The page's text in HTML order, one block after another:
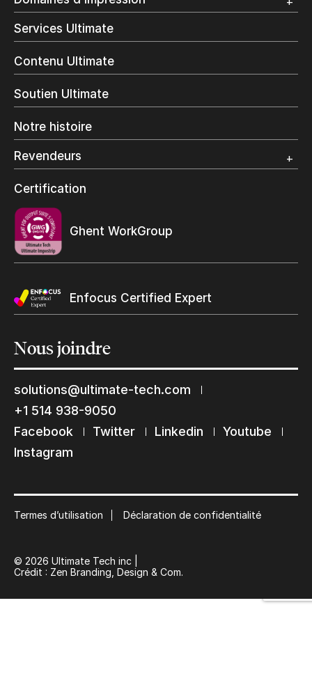
Démo
Publipostage et Transactionnel
Impression Commerciale
Livres à la demande
Impression jet d’encre
Impression d’étiquettes
Emballage numérique
Grand Format
Services Ultimate
Contenu Ultimate
Soutien Ultimate
Notre histoire
Revendeurs
Trouvez un revendeur
Certification
Ghent WorkGroup
Enfocus Certified Expert
Nousjoindre
solutions@ultimate-tech.com
+1 514 938-9050
Facebook
Twitter Linkedin
Youtube
Instagram
Termes d’utilisation Déclaration de confidentialité
© 2026 Ultimate Tech inc |
Crédit : Zen Branding, Design & Com.
Restons en contact
Abonnez-vous à notre liste de diffusion